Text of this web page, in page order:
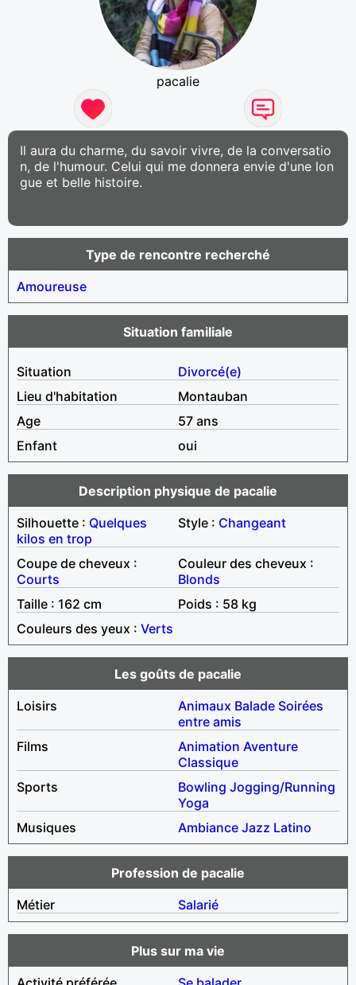
pacalie
Il aura du charme, du savoir vivre, de la conversatio
n, de l'humour. Celui qui me donnera envie d'une lon
gue et belle histoire.
Type de rencontre recherché
Amoureuse
Situation familiale
Situation
Divorcé(e)
Lieu d'habitation
Montauban
Age
57 ans
Enfant
oui
Description physique de pacalie
Silhouette : Quelques
kilos en trop
Style : Changeant
Coupe de cheveux :
Courts
Couleur des cheveux :
Blonds
Taille : 162 cm
Poids : 58 kg
Couleurs des yeux : Verts
Les goûts de pacalie
Loisirs
Animaux Balade Soirées
entre amis
Films
Animation Aventure
Classique
Sports
Bowling Jogging/Running
Yoga
Musiques
Ambiance Jazz Latino
Profession de pacalie
Métier
Salarié
Plus sur ma vie